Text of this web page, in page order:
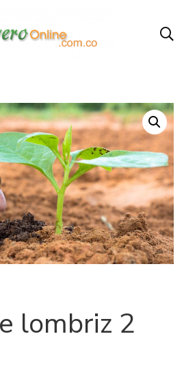
lombriz 2